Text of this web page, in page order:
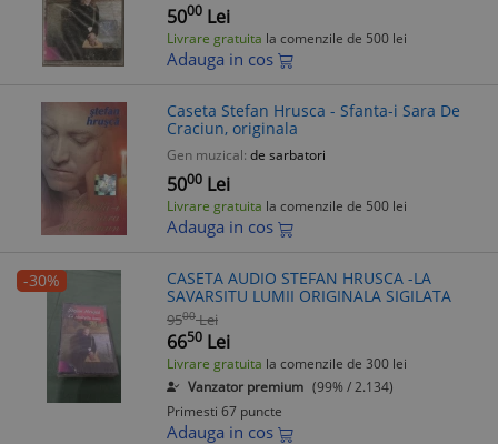
5000 Lei
Livrare gratuita la comenzile de 500 lei
Adauga in cos
Caseta Stefan Hrusca - Sfanta-i Sara De
Craciun, originala
Gen muzical: de sarbatori
5000 Lei
Livrare gratuita la comenzile de 500 lei
Adauga in cos
-30%
CASETA AUDIO STEFAN HRUSCA -LA
SAVARSITU LUMII ORIGINALA SIGILATA
9500 Lei
6650 Lei
Livrare gratuita la comenzile de 300 lei
Vanzator premium (99% / 2.134)
Primesti 67 puncte
Adauga in cos